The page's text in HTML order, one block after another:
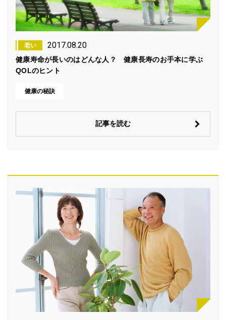
老い 2017.08.20
健康寿命が長いのはどんな人？ 健康長寿のお手本に学ぶ
QOLのヒント
健康の秘訣
記事を読む